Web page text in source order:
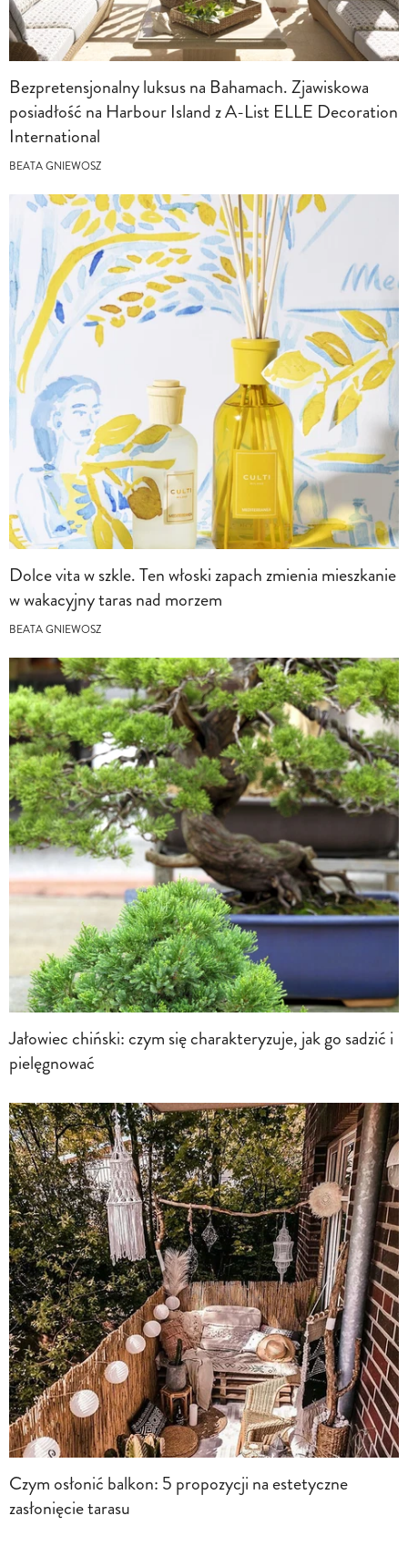
Bezpretensjonalny luksus na Bahamach. Zjawiskowa
posiadłość na Harbour Island z A-List ELLE Decoration
International
BEATA GNIEWOSZ
Dolce vita w szkle. Ten włoski zapach zmienia mieszkanie
w wakacyjny taras nad morzem
BEATA GNIEWOSZ
Jałowiec chiński: czym się charakteryzuje, jak go sadzić i
pielęgnować
Czym osłonić balkon: 5 propozycji na estetyczne
zasłonięcie tarasu